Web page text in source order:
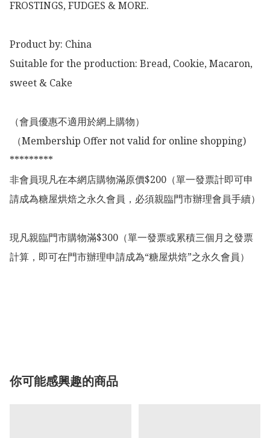
FROSTINGS, FUDGES & MORE.
Product by: China
Suitable for the production: Bread, Cookie, Macaron,
sweet & Cake
（會員優惠不適用於網上購物）
*********
非會員現凡在本網店購物滿原價$200（單一發票計即可申
請成為糖屋烘焙之永久會員，必須親臨門市辦理會員手續）
現凡親臨門市購物滿$300（單一發票或累積三個月之發票
計算，即可在門市辦理申請成為“糖屋烘焙”之永久會員）
你可能感興趣的商品